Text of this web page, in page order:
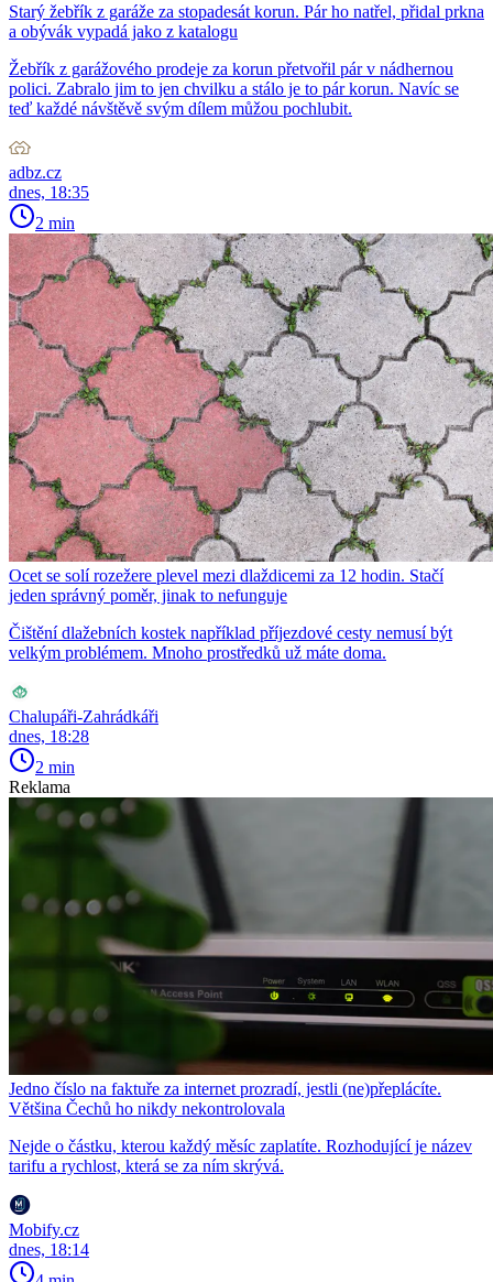
Starý žebřík z garáže za stopadesát korun. Pár ho natřel, přidal prkna
a obývák vypadá jako z katalogu
Žebřík z garážového prodeje za korun přetvořil pár v nádhernou
polici. Zabralo jim to jen chvilku a stálo je to pár korun. Navíc se
teď každé návštěvě svým dílem můžou pochlubit.
adbz.cz
dnes, 18:35
2 min
Ocet se solí rozežere plevel mezi dlaždicemi za 12 hodin. Stačí
jeden správný poměr, jinak to nefunguje
Čištění dlažebních kostek například příjezdové cesty nemusí být
velkým problémem. Mnoho prostředků už máte doma.
Chalupáři-Zahrádkáři
dnes, 18:28
2 min
Reklama
Jedno číslo na faktuře za internet prozradí, jestli (ne)přeplácíte.
Většina Čechů ho nikdy nekontrolovala
Nejde o částku, kterou každý měsíc zaplatíte. Rozhodující je název
tarifu a rychlost, která se za ním skrývá.
Mobify.cz
dnes, 18:14